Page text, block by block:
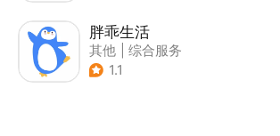
胖乖生活
其他
综合服务
1.1